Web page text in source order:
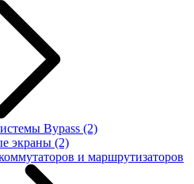
Bypass (2)
экраны (2)
и маршрутизаторов